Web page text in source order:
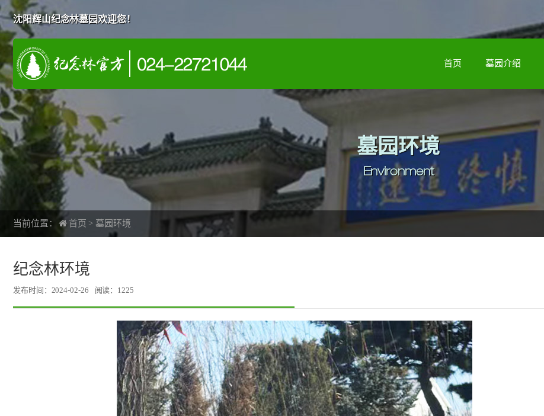
沈阳辉山纪念林墓园欢迎您！
首页 墓园介绍
墓园环境
Environment
当前位置： 首页 > 墓园环境
纪念林环境
发布时间：2024-02-26 阅读：1225